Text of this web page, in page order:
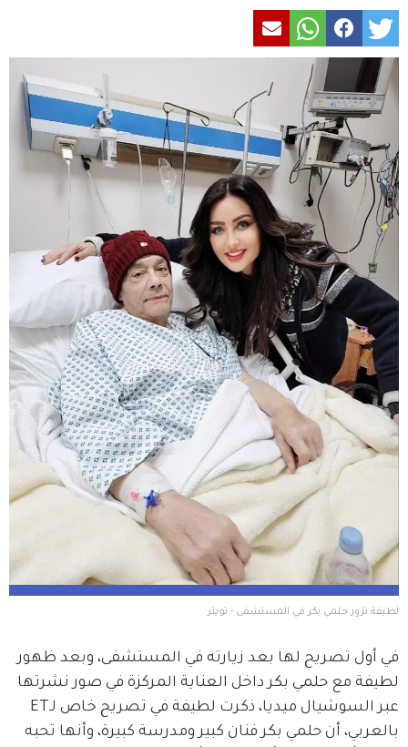
لطيفة تزور حلمي بكر في المستشفى - تويتر
في أول تصريح لها بعد زيارته في المستشفى، وبعد ظهور
لطيفة مع حلمي بكر داخل العناية المركزة في صور نشرتها
بالعربي، أن حلمي بكر فنان كبير ومدرسة كبيرة، وأنها تحبه